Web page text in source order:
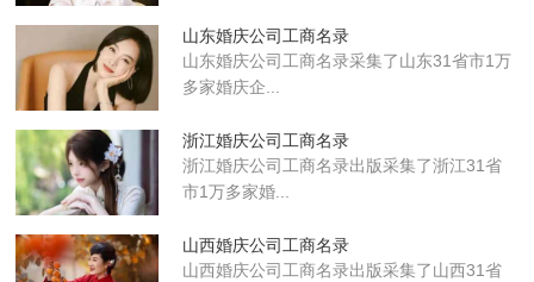
山东婚庆公司工商名录
山东婚庆公司工商名录采集了山东31省市1万
多家婚庆企...
浙江婚庆公司工商名录
浙江婚庆公司工商名录出版采集了浙江31省
市1万多家婚...
山西婚庆公司工商名录
山西婚庆公司工商名录出版采集了山西31省